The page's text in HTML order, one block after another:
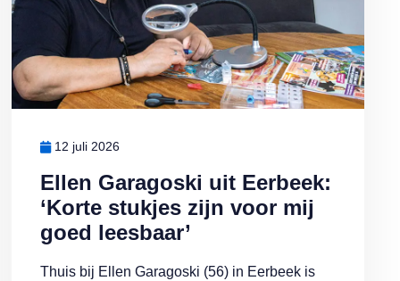
Ellen Garagoski uit Eerbeek:
‘Korte stukjes zijn voor mij
goed leesbaar’
12 juli 2026
Thuis bij Ellen Garagoski (56) in Eerbeek is